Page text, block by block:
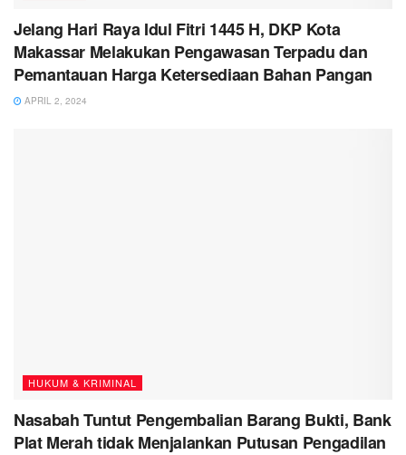
Jelang Hari Raya Idul Fitri 1445 H, DKP Kota
Makassar Melakukan Pengawasan Terpadu dan
Pemantauan Harga Ketersediaan Bahan Pangan
APRIL 2, 2024
HUKUM & KRIMINAL
Nasabah Tuntut Pengembalian Barang Bukti, Bank
Plat Merah tidak Menjalankan Putusan Pengadilan